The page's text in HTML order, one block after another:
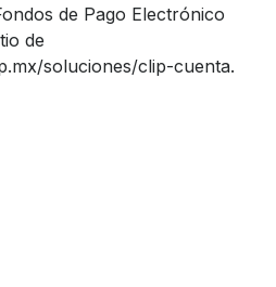
de Pago Electrónico
de
soluciones/clip-cuenta.